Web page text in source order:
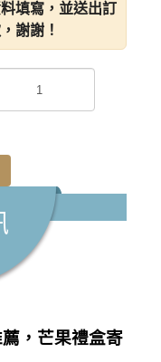
填寫，並送出訂
謝謝！
，芒果禮盒寄